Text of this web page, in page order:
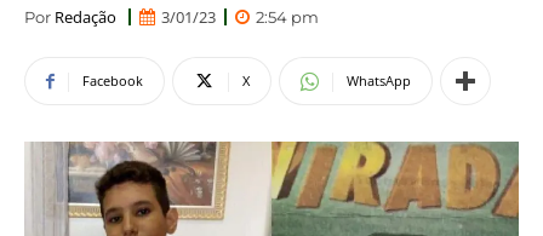
Por Redação 3/01/23 2:54 pm
Facebook X WhatsApp